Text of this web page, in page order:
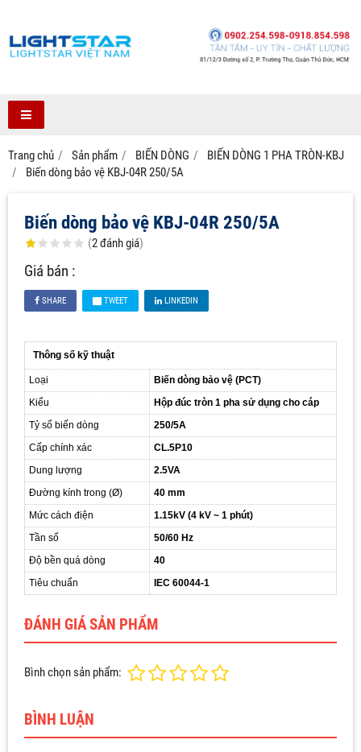
Trang chủ Sản phẩm BIẾN DÒNG
BIẾN DÒNG 1 PHA TRÒN-KBJ
Biến dòng bảo vệ KBJ-04R 250/5A
Biến dòng bảo vệ KBJ-04R 250/5A
(2đánh giá)
Giá bán :
SHARE TWEET LINKEDIN
Thông số kỹ thuật
Loại
Biến dòng bảo vệ (PCT)
Kiểu
Hộp đúc tròn 1 pha sử dụng cho cáp
Tỷ số biến dòng
250/5A
Cấp chính xác
CL.5P10
Dung lượng
2.5VA
Đường kính trong (Ø)
40 mm
Mức cách điện
1.15kV (4 kV ~ 1 phút)
Tần số
50/60 Hz
Độ bền quá dòng
40
Tiêu chuẩn
IEC 60044-1
ĐÁNH GIÁ SẢN PHẨM
Bình chọn sản phẩm:
BÌNH LUẬN